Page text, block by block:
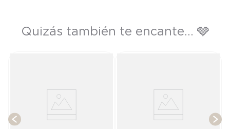
Quizás también te encante... 🩶